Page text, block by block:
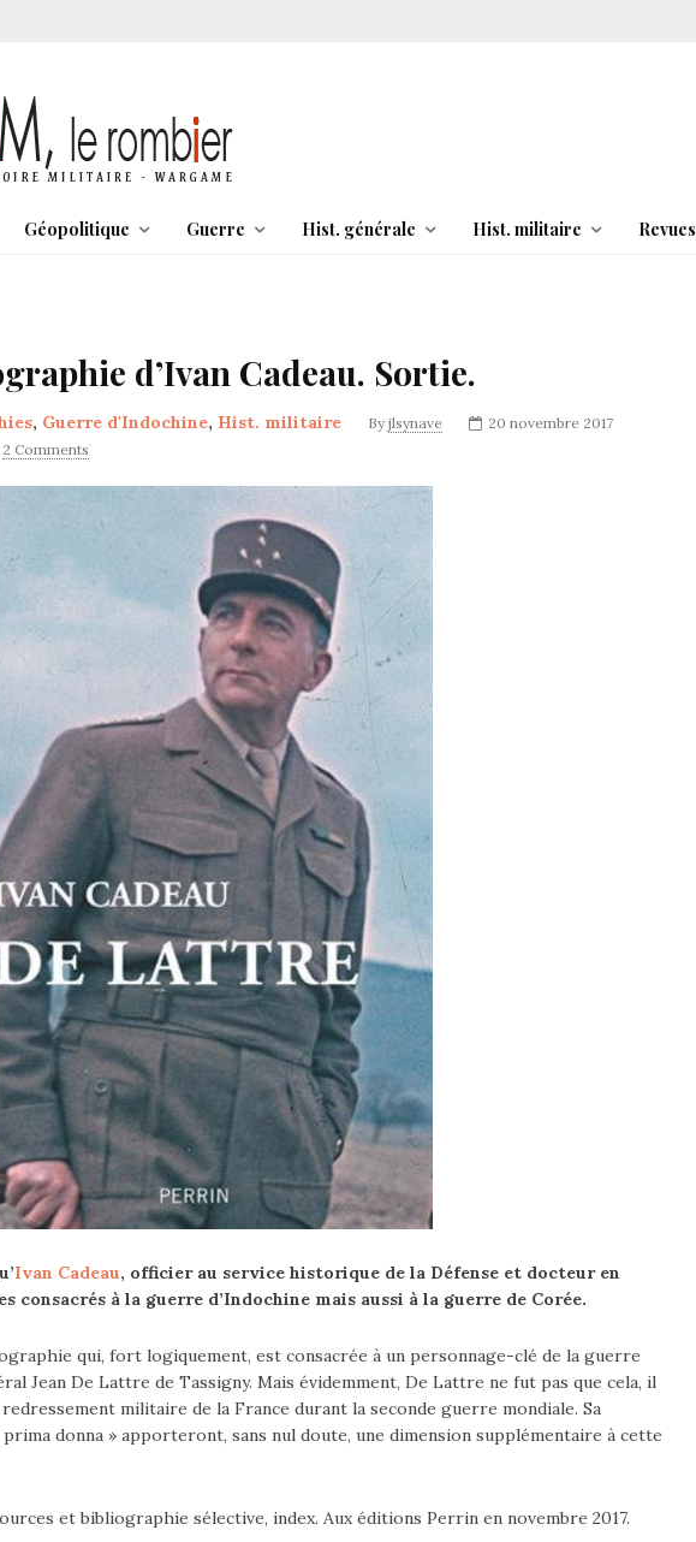
Géopolitique Guerre Hist. générale Hist. militaire Revues
d’Ivan Cadeau. Sortie.
, Guerre d'Indochine, Hist. militaire By jlsynave
20 novembre 2017
2 Comments
Ivan Cadeau, officier au service historique de la Défense et docteur en
consacrés à la guerre d’Indochine mais aussi à la guerre de Corée.
qui, fort logiquement, est consacrée à un personnage-clé de la guerre
Jean De Lattre de Tassigny. Mais évidemment, De Lattre ne fut pas que cela, il
militaire de la France durant la seconde guerre mondiale. Sa
donna » apporteront, sans nul doute, une dimension supplémentaire à cette
et bibliographie sélective, index. Aux éditions Perrin en novembre 2017.